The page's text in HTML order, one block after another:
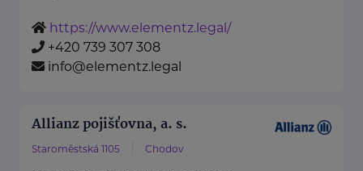
https://www.elementz.legal/
+420 739 307 308
info@elementz.legal
Allianz pojišťovna, a. s.
Staroměstská 1105 Chodov